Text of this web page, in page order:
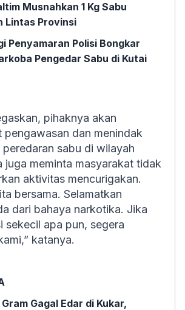
Musnahkan 1 Kg Sabu
Lintas Provinsi
Penyamaran Polisi Bongkar
Pengedar Sabu di Kutai
pihaknya akan
pengawasan dan menindak
sabu di wilayah
juga meminta masyarakat tidak
aktivitas mencurigakan.
bersama. Selamatkan
dari bahaya narkotika. Jika
sekecil apa pun, segera
katanya.
Gagal Edar di Kukar,